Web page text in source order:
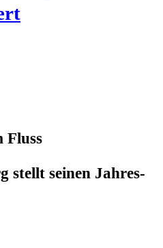
Fluss
stellt sei­nen Jah­res­